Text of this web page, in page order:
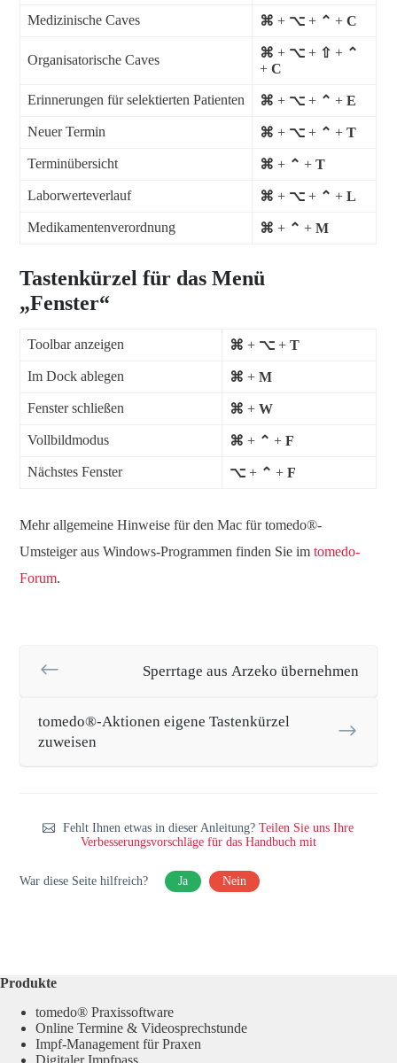
Medizinische Caves ⌘ + ⌥ + ⌃ + C
Organisatorische Caves ⌘ + ⌥ + ⇧ + ⌃
+ C
Erinnerungen für selektierten Patienten ⌘ + ⌥ + ⌃ + E
Neuer Termin ⌘ + ⌥ + ⌃ + T
Terminübersicht ⌘ + ⌃ + T
Laborwerteverlauf ⌘ + ⌥ + ⌃ + L
Medikamentenverordnung ⌘ + ⌃ + M
Tastenkürzel für das Menü
„Fenster“
Toolbar anzeigen ⌘ + ⌥ + T
Im Dock ablegen ⌘ + M
Fenster schließen ⌘ + W
Vollbildmodus ⌘ + ⌃ + F
Nächstes Fenster ⌥ + ⌃ + F
Mehr allgemeine Hinweise für den Mac für tomedo®-
Umsteiger aus Windows-Programmen finden Sie im tomedo-
Forum.
Sperrtage aus Arzeko übernehmen
tomedo®-Aktionen eigene Tastenkürzel
zuweisen
Fehlt Ihnen etwas in dieser Anleitung?Teilen Sie uns Ihre
Verbesserungsvorschläge für das Handbuch mit
War diese Seite hilfreich? Ja Nein
Produkte
tomedo® Praxissoftware
Online Termine & Videosprechstunde
Impf-Management für Praxen